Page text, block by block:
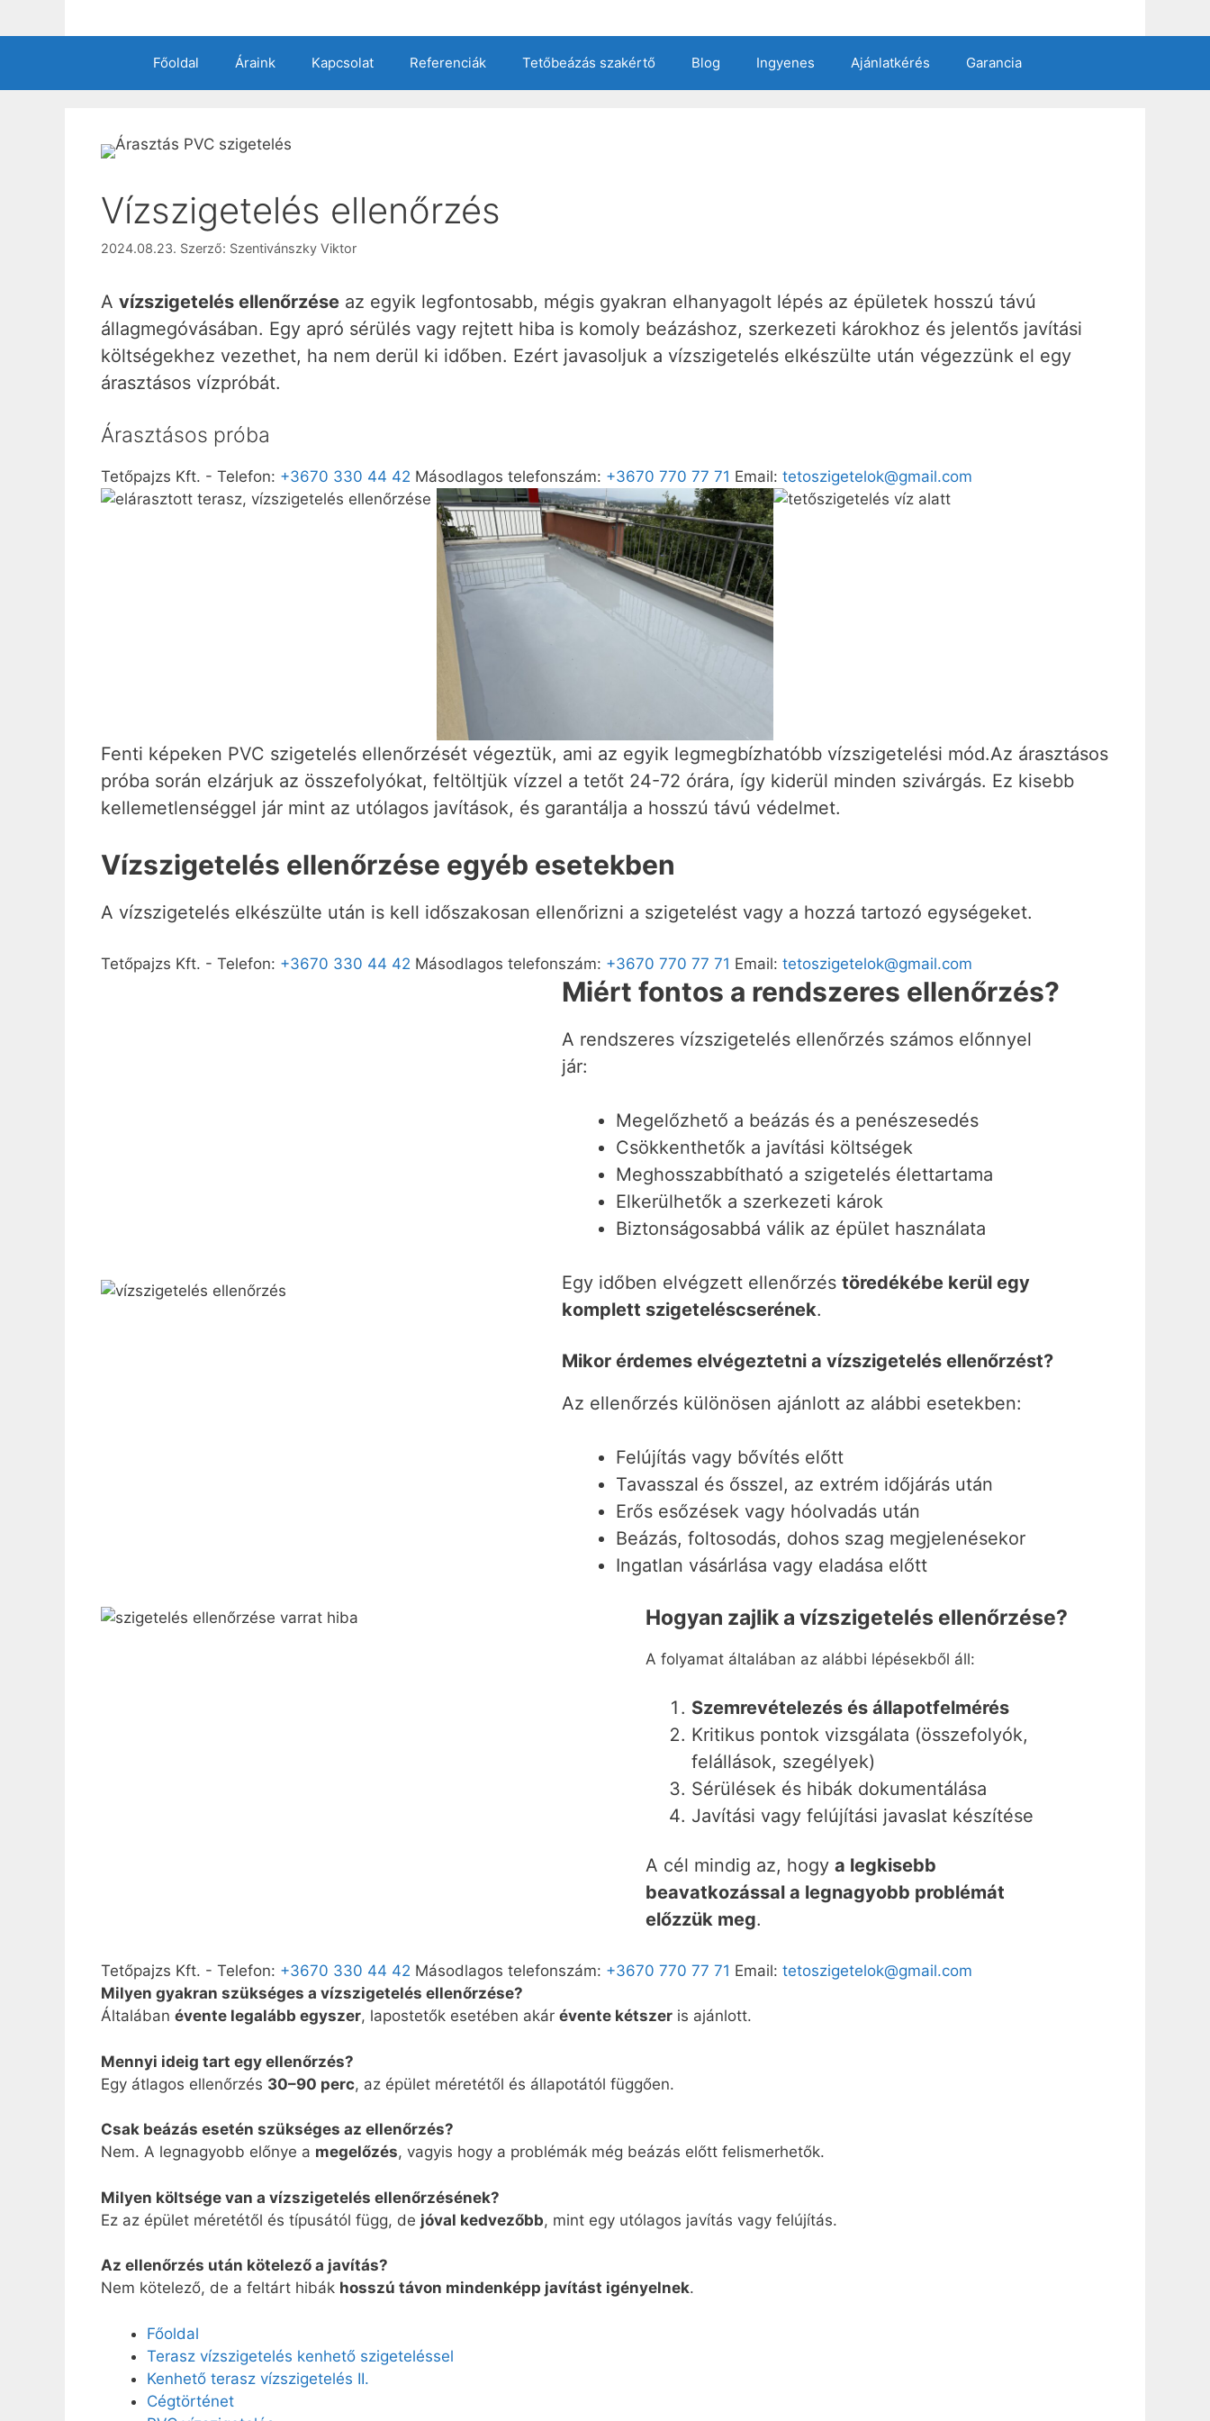
a
Főoldal Áraink Kapcsolat Referenciák Tetőbeázás szakértő Blog Ingyenes Ajánlatkérés Garancia
Vízszigetelés ellenőrzés
2024.08.23. Szerző: Szentivánszky Viktor
A vízszigetelés ellenőrzése az egyik legfontosabb, mégis gyakran elhanyagolt lépés az épületek hosszú távú
állagmegóvásában. Egy apró sérülés vagy rejtett hiba is komoly beázáshoz, szerkezeti károkhoz és jelentős javítási
költségekhez vezethet, ha nem derül ki időben. Ezért javasoljuk a vízszigetelés elkészülte után végezzünk el egy
árasztásos vízpróbát.
Árasztásos próba
Tetőpajzs Kft. - Telefon: +3670 330 44 42 Másodlagos telefonszám: +3670 770 77 71 Email: tetoszigetelok@gmail.com
Fenti képeken PVC szigetelés ellenőrzését végeztük, ami az egyik legmegbízhatóbb vízszigetelési mód.Az árasztásos
próba során elzárjuk az összefolyókat, feltöltjük vízzel a tetőt 24-72 órára, így kiderül minden szivárgás. Ez kisebb
kellemetlenséggel jár mint az utólagos javítások, és garantálja a hosszú távú védelmet.
Vízszigetelés ellenőrzése egyéb esetekben
A vízszigetelés elkészülte után is kell időszakosan ellenőrizni a szigetelést vagy a hozzá tartozó egységeket.
Tetőpajzs Kft. - Telefon: +3670 330 44 42 Másodlagos telefonszám: +3670 770 77 71 Email: tetoszigetelok@gmail.com
Miért fontos a rendszeres ellenőrzés?
A rendszeres vízszigetelés ellenőrzés számos előnnyel
jár:
Megelőzhető a beázás és a penészesedés
Csökkenthetők a javítási költségek
Meghosszabbítható a szigetelés élettartama
Elkerülhetők a szerkezeti károk
Biztonságosabbá válik az épület használata
Egy időben elvégzett ellenőrzéstöredékébe kerül egy
komplett szigeteléscserének.
Mikor érdemes elvégeztetni a vízszigetelés ellenőrzést?
Az ellenőrzés különösen ajánlott az alábbi esetekben:
Felújítás vagy bővítés előtt
Tavasszal és ősszel, az extrém időjárás után
Erős esőzések vagy hóolvadás után
Beázás, foltosodás, dohos szag megjelenésekor
Ingatlan vásárlása vagy eladása előtt
Hogyan zajlik a vízszigetelés ellenőrzése?
A folyamat általában az alábbi lépésekből áll:
Szemrevételezés és állapotfelmérés
Kritikus pontok vizsgálata (összefolyók,
felállások, szegélyek)
Sérülések és hibák dokumentálása
Javítási vagy felújítási javaslat készítése
A cél mindig az, hogy a legkisebb
beavatkozással a legnagyobb problémát
előzzük meg.
Tetőpajzs Kft. - Telefon: +3670 330 44 42 Másodlagos telefonszám: +3670 770 77 71 Email: tetoszigetelok@gmail.com
Milyen gyakran szükséges a vízszigetelés ellenőrzése?
Általában évente legalább egyszer, lapostetők esetében akár évente kétszer is ajánlott.
Mennyi ideig tart egy ellenőrzés?
Egy átlagos ellenőrzés 30–90 perc, az épület méretétől és állapotától függően.
Csak beázás esetén szükséges az ellenőrzés?
Nem. A legnagyobb előnye a megelőzés, vagyis hogy a problémák még beázás előtt felismerhetők.
Milyen költsége van a vízszigetelés ellenőrzésének?
Ez az épület méretétől és típusától függ, de jóval kedvezőbb, mint egy utólagos javítás vagy felújítás.
Az ellenőrzés után kötelező a javítás?
Nem kötelező, de a feltárt hibák hosszú távon mindenképp javítást igényelnek.
Főoldal
Terasz vízszigetelés kenhető szigeteléssel
Kenhető terasz vízszigetelés II.
Cégtörténet